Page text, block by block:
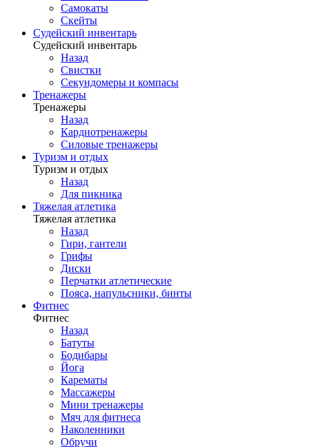
Самокаты
Скейты
Судейский инвентарь
Судейский инвентарь
Назад
Свистки
Секундомеры и компасы
Тренажеры
Тренажеры
Назад
Кардиотренажеры
Силовые тренажеры
Туризм и отдых
Туризм и отдых
Назад
Для пикника
Тяжелая атлетика
Тяжелая атлетика
Назад
Гири, гантели
Грифы
Диски
Перчатки атлетические
Пояса, напульсники, бинты
Фитнес
Фитнес
Назад
Батуты
Бодибары
Йога
Карематы
Массажеры
Мини тренажеры
Мяч для фитнеса
Наколенники
Обручи